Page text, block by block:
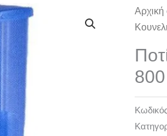
Αρχική
800
(800ml)